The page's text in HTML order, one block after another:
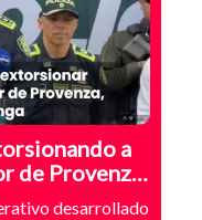
a
de Provenza,
desarrollado